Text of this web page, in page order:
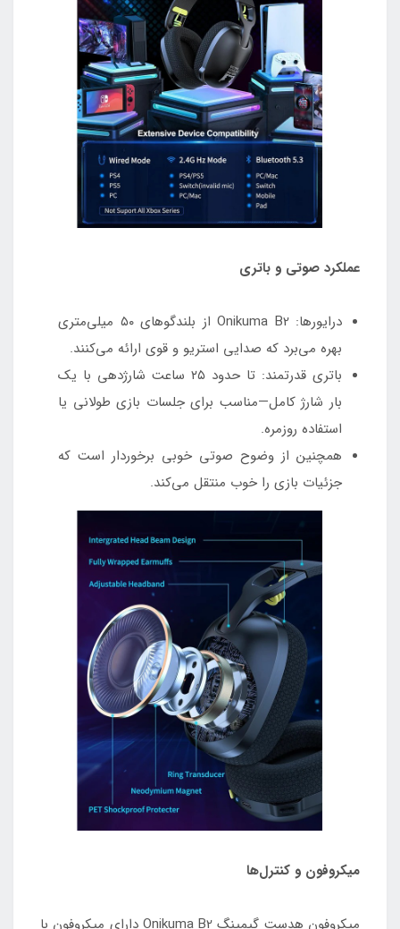
عملکرد صوتی و باتری
درایورها: Onikuma B2 از بلندگوهای ۵۰ میلی‌متری
بهره می‌برد که صدایی استریو و قوی ارائه می‌کنند.
باتری قدرتمند: تا حدود ۲۵ ساعت شارژدهی با یک
بار شارژ کامل—مناسب برای جلسات بازی طولانی یا
استفاده روزمره.
همچنین از وضوح صوتی خوبی برخوردار است که
جزئیات بازی را خوب منتقل می‌کند.
میکروفون و کنترل‌ها